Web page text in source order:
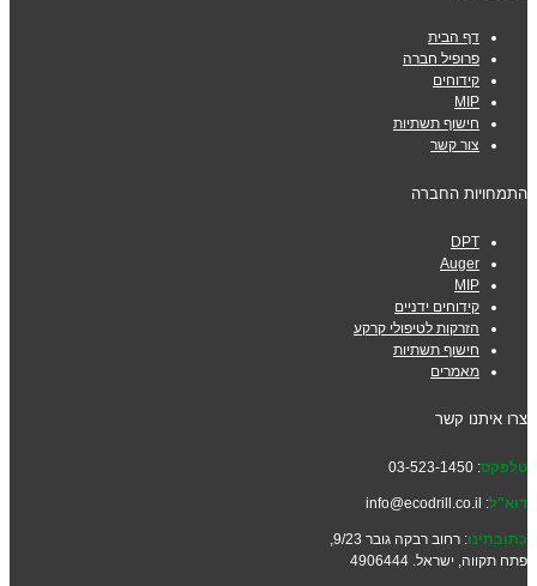
דף הבית
פרופיל חברה
קידוחים
MIP
חישוף תשתיות
צור קשר
התמחויות החברה
DPT
Auger
MIP
קידוחים ידניים
הזרקות לטיפולי קרקע
חישוף תשתיות
מאמרים
צרו איתנו קשר
טלפקס: 03-523-1450
דוא"ל: info@ecodrill.co.il
כתובתינו: רחוב רבקה גובר 9/23,
פתח תקווה, ישראל. 4906444